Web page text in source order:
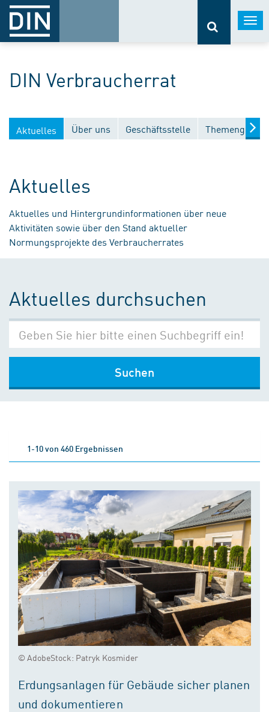
DIN Verbraucherrat
Aktuelles Über uns Geschäftsstelle
Aktuelles
Aktuelles und Hintergrundinformationen über neue
Aktivitäten sowie über den Stand aktueller
Normungsprojekte des Verbraucherrates
Aktuelles durchsuchen
Suchen
1-10 von 460 Ergebnissen
© AdobeStock: Patryk Kosmider
Erdungsanlagen für Gebäude sicher planen
und dokumentieren